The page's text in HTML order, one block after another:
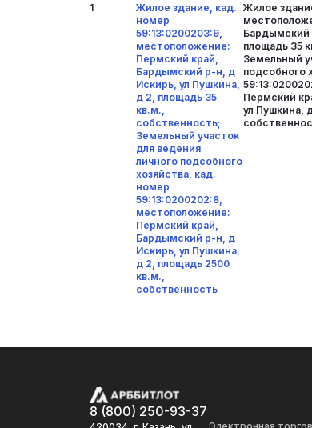
1
Жилое здание, кад.
номер
59:13:0200203:9,
местоположение:
Пермский край,
Бардымский р-н, д
Искирь, ул Пушкина,
д 2, площадь 35
кв.м.,
собственность;
Земельный участок
для ведения
личного подсобного
хозяйства, кад.
номер
59:13:0200202:8,
местоположение:
Пермский край,
Бардымский р-н, д
Искирь, ул Пушкина,
д 2, площадь 2500
кв.м.,
собственность
Жилое
Бардымский
площадь 35
Земельный
подсобного
Пермский
ул Пушкина,
8 (800) 250-93-37